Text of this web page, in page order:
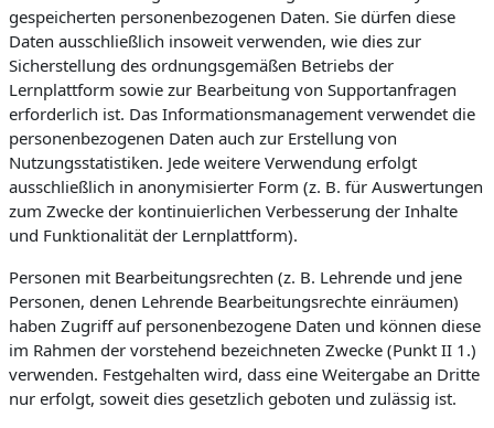
gespeicherten personenbezogenen Daten. Sie dürfen diese
Daten ausschließlich insoweit verwenden, wie dies zur
Sicherstellung des ordnungsgemäßen Betriebs der
Lernplattform sowie zur Bearbeitung von Supportanfragen
erforderlich ist. Das Informationsmanagement verwendet die
personenbezogenen Daten auch zur Erstellung von
Nutzungsstatistiken. Jede weitere Verwendung erfolgt
ausschließlich in anonymisierter Form (z. B. für Auswertungen
zum Zwecke der kontinuierlichen Verbesserung der Inhalte
und Funktionalität der Lernplattform).
Personen mit Bearbeitungsrechten (z. B. Lehrende und jene
Personen, denen Lehrende Bearbeitungsrechte einräumen)
haben Zugriff auf personenbezogene Daten und können diese
im Rahmen der vorstehend bezeichneten Zwecke (Punkt II 1.)
verwenden. Festgehalten wird, dass eine Weitergabe an Dritte
nur erfolgt, soweit dies gesetzlich geboten und zulässig ist.